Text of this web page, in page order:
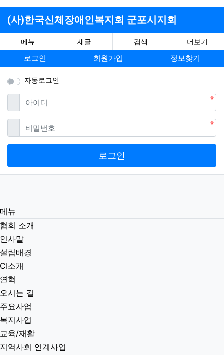
(사)한국신체장애인복지회 군포시지회
메뉴 새글 검색 더보기
로그인 회원가입 정보찾기
자동로그인
아이디필수
비밀번호필수
로그인
메뉴
협회 소개
인사말
설립배경
CI소개
연혁
오시는 길
주요사업
복지사업
교육/재활
지역사회 연계사업